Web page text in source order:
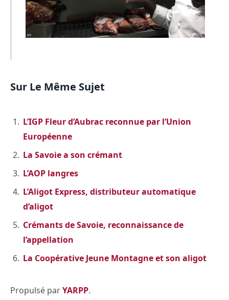
Sur Le Même Sujet
L’IGP Fleur d’Aubrac reconnue par l’Union
Européenne
La Savoie a son crémant
L’AOP langres
L’Aligot Express, distributeur automatique
d’aligot
Crémants de Savoie, reconnaissance de
l’appellation
La Coopérative Jeune Montagne et son aligot
Propulsé parYARPP.